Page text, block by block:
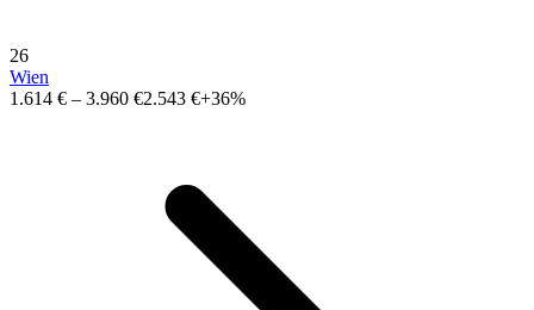
26
Wien
1.614 € – 3.960 €2.543 €+36%